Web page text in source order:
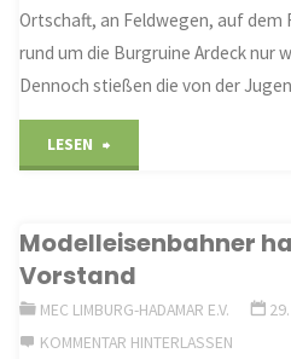
Ortschaft, an Feldwegen, auf dem
rund um die Burgruine Ardeck nur
Dennoch stießen die von der
LESEN
Holzheim:
im
Modelleisenbahner
Vorstand
MEC LIMBURG-HADAMAR E.V.
KOMMENTAR HINTERLASSEN